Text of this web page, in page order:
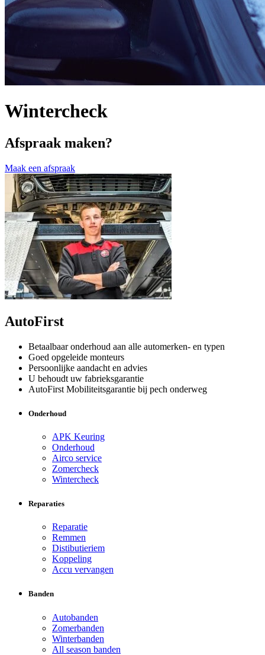
Wintercheck
Afspraak maken?
Maak een afspraak
AutoFirst
Betaalbaar onderhoud aan alle automerken- en typen
Goed opgeleide monteurs
Persoonlijke aandacht en advies
U behoudt uw fabrieksgarantie
AutoFirst Mobiliteitsgarantie bij pech onderweg
Onderhoud
APK Keuring
Onderhoud
Airco service
Zomercheck
Wintercheck
Reparaties
Reparatie
Remmen
Distibutieriem
Koppeling
Accu vervangen
Banden
Autobanden
Zomerbanden
Winterbanden
All season banden